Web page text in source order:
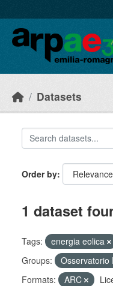
Datasets
Order by
1 dataset
Tags: energia eolica
Groups:
Osservatorio
Formats:
ARC